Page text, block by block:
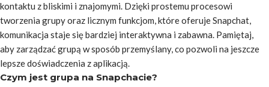
kontaktu z bliskimi i znajomymi. Dzięki prostemu procesowi
tworzenia grupy oraz licznym funkcjom, które oferuje Snapchat,
komunikacja staje się bardziej interaktywna i zabawna. Pamiętaj,
aby zarządzać grupą w sposób przemyślany, co pozwoli na jeszcze
lepsze doświadczenia z aplikacją.
Czym jest grupa na Snapchacie?